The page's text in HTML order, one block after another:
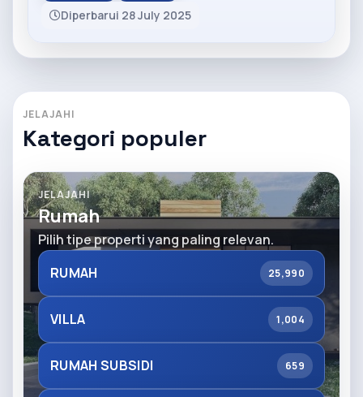
Diperbarui 28 July 2025
JELAJAHI
Kategori populer
JELAJAHI
Rumah
Pilih tipe properti yang paling relevan.
RUMAH
25,990
VILLA 1,004
RUMAH SUBSIDI 659